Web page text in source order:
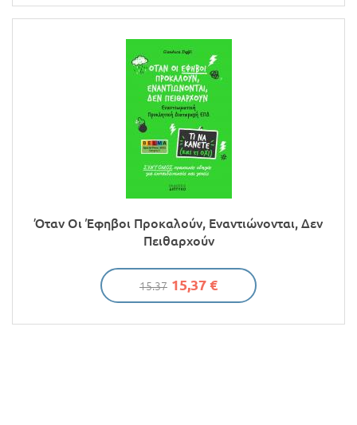
Όταν Οι Έφηβοι Προκαλούν, Εναντιώνονται, Δεν
Πειθαρχούν
15.37 15,37 €